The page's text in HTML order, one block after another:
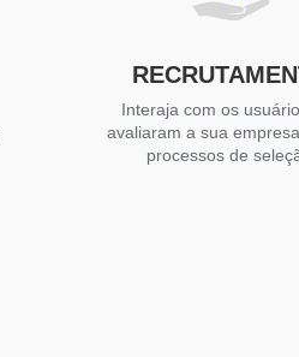
Interaja com os
avaliaram a sua
processos de